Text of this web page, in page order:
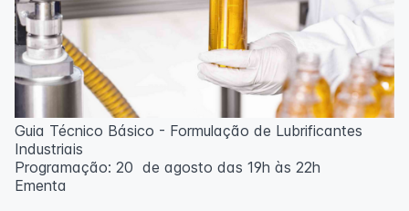
Guia Técnico Básico - Formulação de Lubrificantes
Industriais
Programação: 20 de agosto das 19h às 22h
Ementa